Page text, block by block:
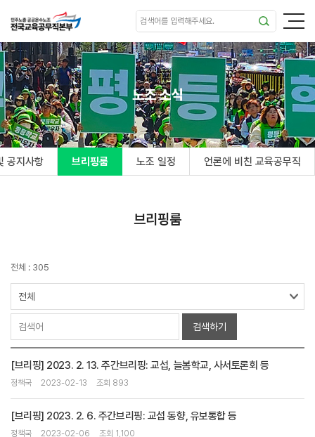
노조 소식
공지사항 브리핑룸 노조 일정 언론에 비친 교육공무직
브리핑룸
전체 : 305
검색하기
[브리핑] 2023. 2. 13. 주간브리핑: 교섭, 늘봄학교, 사서토론회 등
정책국 2023-02-13 조회 893
[브리핑] 2023. 2. 6. 주간브리핑: 교섭 동향, 유보통합 등
정책국 2023-02-06 조회 1,100